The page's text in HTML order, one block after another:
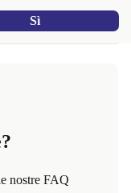
Sì
nostre FAQ